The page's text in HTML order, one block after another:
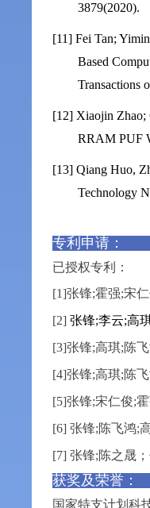
3879(2020).
[11] Fei Tan;
Based
Transactions
[12] Xiaojin Zhao;
RRAM PUF
[13] Qiang Huo,
Technology
专利申请：
已授权专利：
[1]张锋;霍强;宋
[2] 张锋;李云;高
[3]张锋;高琪;陈
[4]张锋;高琪;陈
[5]张锋;宋仁俊;
[6] 张锋;陈飞鸿;
[7] 张锋;陈之晟
获奖及荣誉：
国家特支计划科